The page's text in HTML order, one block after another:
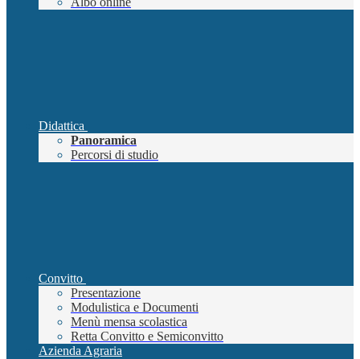
Didattica
Panoramica
Percorsi di studio
Convitto
Presentazione
Modulistica e Documenti
Menù mensa scolastica
Retta Convitto e Semiconvitto
Azienda Agraria